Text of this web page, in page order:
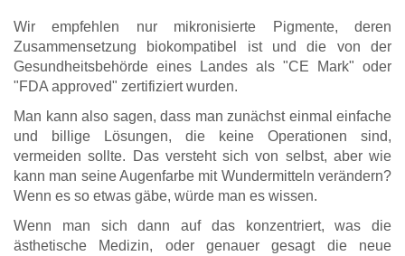
Wir empfehlen nur mikronisierte Pigmente, deren
Zusammensetzung biokompatibel ist und die von der
Gesundheitsbehörde eines Landes als "CE Mark" oder
"FDA approved" zertifiziert wurden.
Man kann also sagen, dass man zunächst einmal einfache
und billige Lösungen, die keine Operationen sind,
vermeiden sollte. Das versteht sich von selbst, aber wie
kann man seine Augenfarbe mit Wundermitteln verändern?
Wenn es so etwas gäbe, würde man es wissen.
Wenn man sich dann auf das konzentriert, was die
ästhetische Medizin, oder genauer gesagt die neue